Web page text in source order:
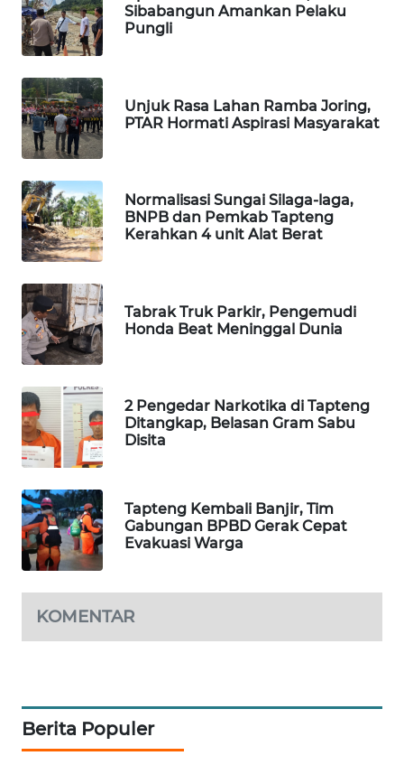
Sibabangun Amankan Pelaku
Pungli
Unjuk Rasa Lahan Ramba Joring,
PTAR Hormati Aspirasi Masyarakat
Normalisasi Sungai Silaga-laga,
BNPB dan Pemkab Tapteng
Kerahkan 4 unit Alat Berat
Tabrak Truk Parkir, Pengemudi
Honda Beat Meninggal Dunia
2 Pengedar Narkotika di Tapteng
Ditangkap, Belasan Gram Sabu
Disita
Tapteng Kembali Banjir, Tim
Gabungan BPBD Gerak Cepat
Evakuasi Warga
KOMENTAR
Berita Populer
PORTAL
KONSUMEN
FORWAMKI
ALPERKLINAS
FORJASIDA
TAMBANG
SITUNGIR
NEWS
SIDIKALANG
NEWS
SIBARAGAS
NEWS
METRO
SIANTAR
NEWS
MEDAN
NEWS
JAKARTA
NEWS